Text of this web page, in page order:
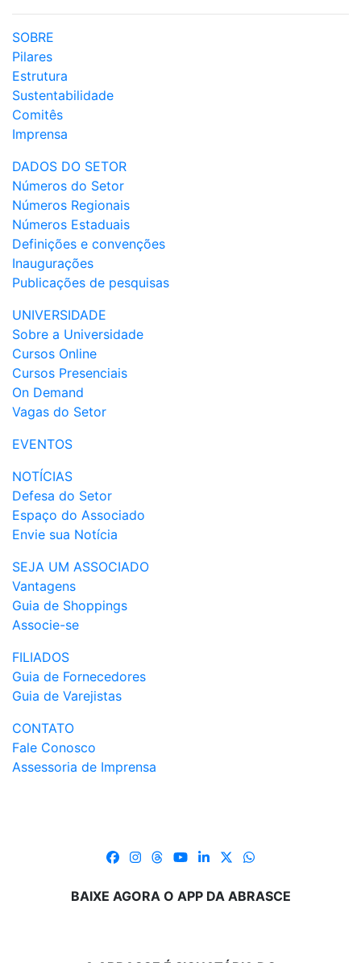
SOBRE
Pilares
Estrutura
Sustentabilidade
Comitês
Imprensa
DADOS DO SETOR
Números do Setor
Números Regionais
Números Estaduais
Definições e convenções
Inaugurações
Publicações de pesquisas
UNIVERSIDADE
Sobre a Universidade
Cursos Online
Cursos Presenciais
On Demand
Vagas do Setor
EVENTOS
NOTÍCIAS
Defesa do Setor
Espaço do Associado
Envie sua Notícia
SEJA UM ASSOCIADO
Vantagens
Guia de Shoppings
Associe-se
FILIADOS
Guia de Fornecedores
Guia de Varejistas
CONTATO
Fale Conosco
Assessoria de Imprensa
BAIXE AGORA O APP DA ABRASCE